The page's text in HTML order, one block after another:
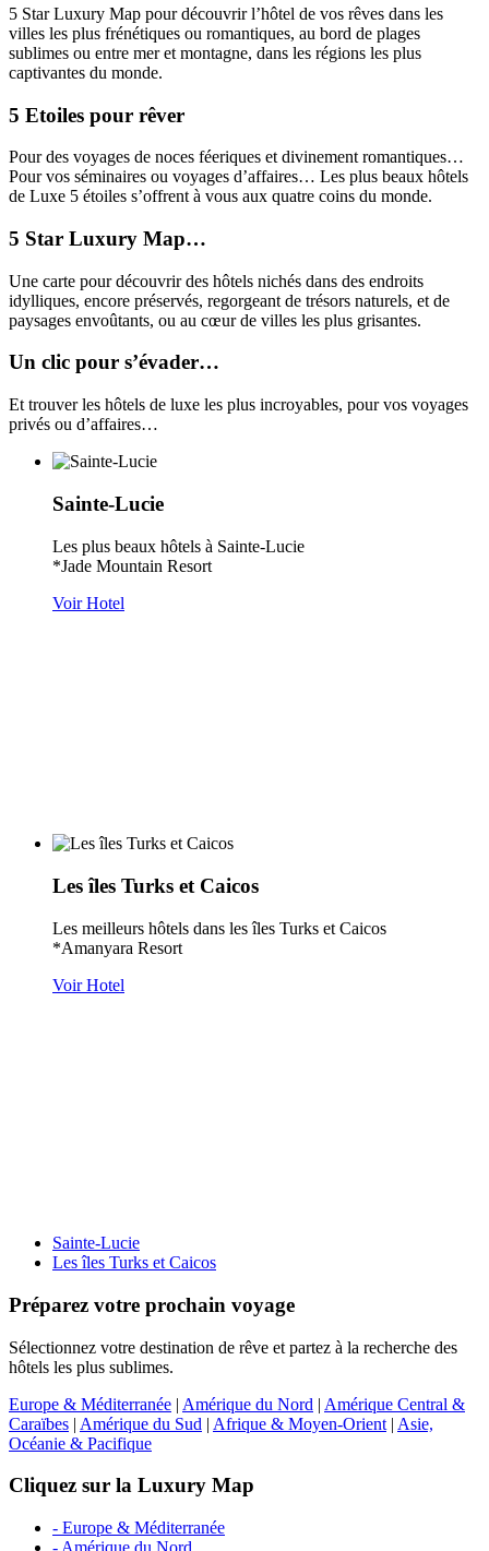
5 Star Luxury Map pour découvrir l’hôtel de vos rêves dans les
villes les plus frénétiques ou romantiques, au bord de plages
sublimes ou entre mer et montagne, dans les régions les plus
captivantes du monde.
5 Etoiles pour rêver
Pour des voyages de noces féeriques et divinement romantiques…
Pour vos séminaires ou voyages d’affaires… Les plus beaux hôtels
de Luxe 5 étoiles s’offrent à vous aux quatre coins du monde.
5 Star Luxury Map…
Une carte pour découvrir des hôtels nichés dans des endroits
idylliques, encore préservés, regorgeant de trésors naturels, et de
paysages envoûtants, ou au cœur de villes les plus grisantes.
Un clic pour s’évader…
Et trouver les hôtels de luxe les plus incroyables, pour vos voyages
privés ou d’affaires…
Sainte-Lucie
Les plus beaux hôtels à Sainte-Lucie
*Jade Mountain Resort
Voir Hotel
Les îles Turks et Caicos
Les meilleurs hôtels dans les îles Turks et Caicos
*Amanyara Resort
Voir Hotel
Sainte-Lucie
Les îles Turks et Caicos
Préparez votre prochain voyage
Sélectionnez votre destination de rêve et partez à la recherche des
hôtels les plus sublimes.
Europe & Méditerranée | Amérique du Nord | Amérique Central &
Caraïbes | Amérique du Sud | Afrique & Moyen-Orient | Asie,
Océanie & Pacifique
Cliquez sur la Luxury Map
- Europe & Méditerranée
- Amérique du Nord